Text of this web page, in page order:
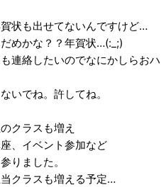
状も出せてないんですけど…
めかな？？年賀状…(:_;)
連絡したいのでなにかしらおハ
いでね。許してね。
クラスも増え
、イベント参加など
りました。
クラスも増える予定…